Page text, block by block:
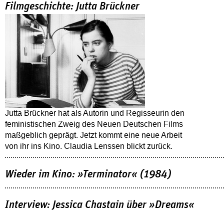
Filmgeschichte: Jutta Brückner
Jutta Brückner hat als Autorin und Regisseurin den
feministischen Zweig des Neuen Deutschen Films
maßgeblich geprägt. Jetzt kommt eine neue Arbeit
von ihr ins Kino. Claudia Lenssen blickt zurück.
Wieder im Kino: »Terminator« (1984)
Interview: Jessica Chastain über »Dreams«